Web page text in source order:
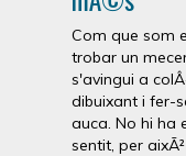
Com que som
trobar un
s'avingui a
dibuixant i fer-
auca. No hi ha
sentit, per